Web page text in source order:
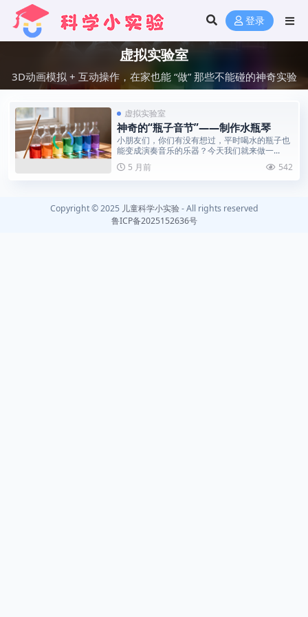
登录
虚拟实验室
3D动画模拟 + 互动操作，在家也能 “做” 那些不能碰的神奇实验
虚拟实验室
神奇的“瓶子音节”——制作水瓶琴
小朋友们，你们有没有想过，平时喝水的瓶子也
能变成演奏音乐的乐器？今天我们就来做一...
5 月前
542
Copyright © 2025 儿童科学小实验- All rights reserved
鲁ICP备2025152636号